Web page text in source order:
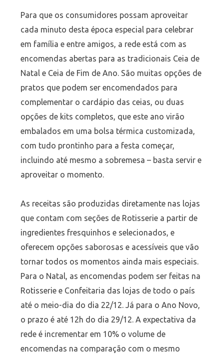
Para que os consumidores possam aproveitar
cada minuto desta época especial para celebrar
em família e entre amigos, a rede está com as
encomendas abertas para as tradicionais Ceia de
Natal e Ceia de Fim de Ano. São muitas opções de
pratos que podem ser encomendados para
complementar o cardápio das ceias, ou duas
opções de kits completos, que este ano virão
embalados em uma bolsa térmica customizada,
com tudo prontinho para a festa começar,
incluindo até mesmo a sobremesa – basta servir e
aproveitar o momento.
As receitas são produzidas diretamente nas lojas
que contam com seções de Rotisserie a partir de
ingredientes fresquinhos e selecionados, e
oferecem opções saborosas e acessíveis que vão
tornar todos os momentos ainda mais especiais.
Para o Natal, as encomendas podem ser feitas na
Rotisserie e Confeitaria das lojas de todo o país
até o meio-dia do dia 22/12. Já para o Ano Novo,
o prazo é até 12h do dia 29/12. A expectativa da
rede é incrementar em 10% o volume de
encomendas na comparação com o mesmo